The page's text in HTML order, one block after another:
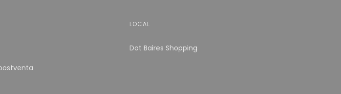
LOCAL
Dot Baires Shopping